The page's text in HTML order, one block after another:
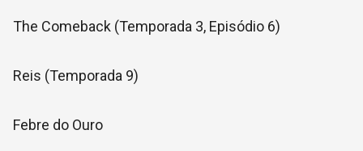
The Comeback (Temporada 3, Episódio 6)
Reis (Temporada 9)
Febre do Ouro